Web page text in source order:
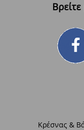
Κρέσνας &